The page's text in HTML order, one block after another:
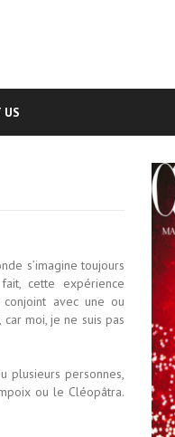
US
s’imagine toujours
cette expérience
avec une ou
moi, je ne suis pas
plusieurs personnes,
ou le Cléopâtra.